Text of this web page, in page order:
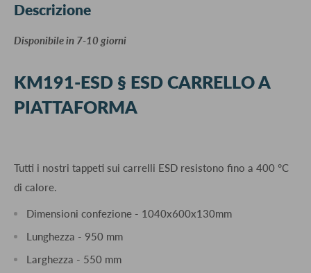
Descrizione
​Disponibile in 7-10 giorni
KM191-ESD § ESD CARRELLO A
PIATTAFORMA
Tutti i nostri tappeti sui carrelli ESD resistono fino a 400 °C
di calore.
Dimensioni confezione - 1040x600x130mm
Lunghezza - 950 mm
Larghezza - 550 mm